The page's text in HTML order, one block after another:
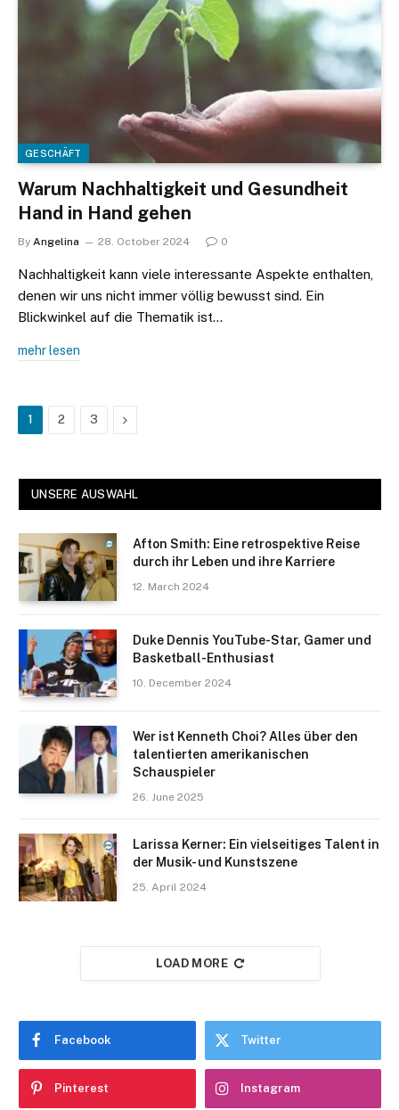
GESCHÄFT
Warum Nachhaltigkeit und Gesundheit
Hand in Hand gehen
By Angelina 28. October 2024 0
Nachhaltigkeit kann viele interessante Aspekte enthalten,
denen wir uns nicht immer völlig bewusst sind. Ein
Blickwinkel auf die Thematik ist…
mehr lesen
1 2 3 Next
UNSERE AUSWAHL
Afton Smith: Eine retrospektive Reise
durch ihr Leben und ihre Karriere
12. March 2024
Duke Dennis YouTube-Star, Gamer und
Basketball-Enthusiast
10. December 2024
Wer ist Kenneth Choi? Alles über den
talentierten amerikanischen
Schauspieler
26. June 2025
Larissa Kerner: Ein vielseitiges Talent in
der Musik- und Kunstszene
25. April 2024
LOAD MORE
Facebook Twitter
Pinterest Instagram